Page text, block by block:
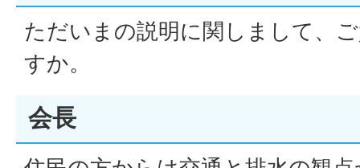
ただいまの説明に関しまして、
すか。
会長